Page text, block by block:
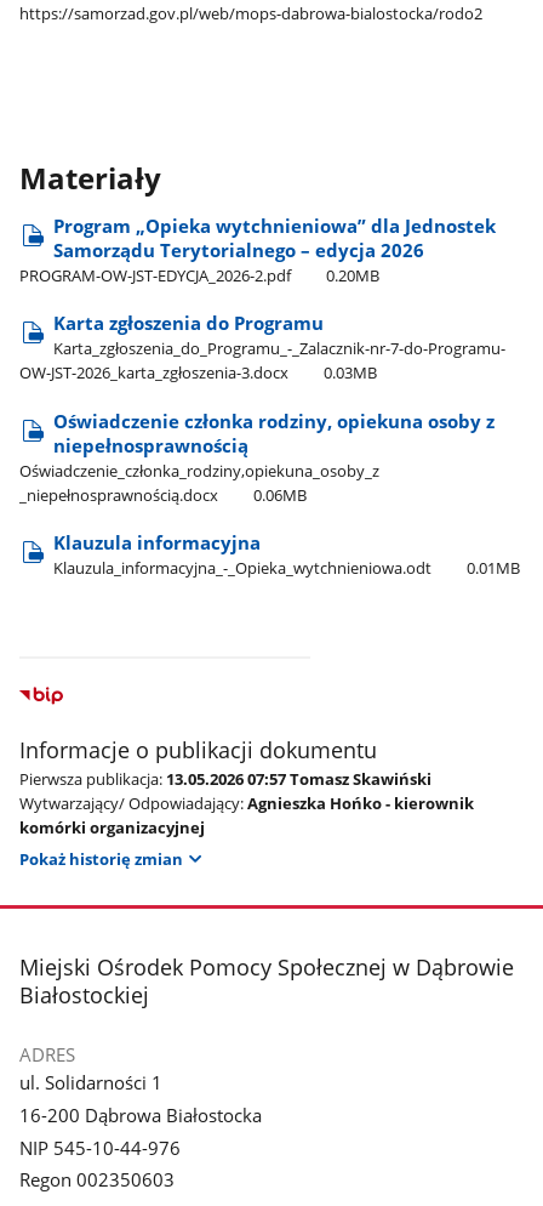
https://samorzad.gov.pl/web/mops-dabrowa-bialostocka/rodo2
Materiały
Program „Opieka wytchnieniowa” dla Jednostek
Samorządu Terytorialnego – edycja 2026
PROGRAM-OW-JST-EDYCJA​_2026-2.pdf 0.20MB
Karta zgłoszenia do Programu
Karta​_zgłoszenia​_do​_Programu​_-​_Zalacznik-nr-7-do-Programu-
OW-JST-2026​_karta​_zgłoszenia-3.docx
0.03MB
Oświadczenie członka rodziny, opiekuna osoby z
niepełnosprawnością
Oświadczenie​_członka​_rodziny,opiekuna​_osoby​_z​
_niepełnosprawnością.docx
0.06MB
Klauzula informacyjna
Klauzula​_informacyjna​_-​_Opieka​_wytchnieniowa.odt 0.01MB
Informacje o publikacji dokumentu
Pierwsza publikacja: 13.05.2026 07:57 Tomasz Skawiński
Wytwarzający/ Odpowiadający:Agnieszka Hońko - kierownik
komórki organizacyjnej
Pokaż historię zmian
stopka
Miejski Ośrodek Pomocy Społecznej w Dąbrowie
Białostockiej
ADRES
ul. Solidarności 1
16-200 Dąbrowa Białostocka
NIP 545-10-44-976
Regon 002350603